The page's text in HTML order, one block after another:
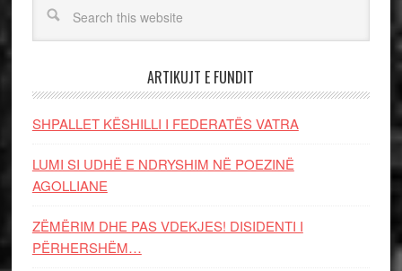
ARTIKUJT E FUNDIT
SHPALLET KËSHILLI I FEDERATËS VATRA
LUMI SI UDHË E NDRYSHIM NË POEZINË
AGOLLIANE
ZËMËRIM DHE PAS VDEKJES! DISIDENTI I
PËRHERSHËM…